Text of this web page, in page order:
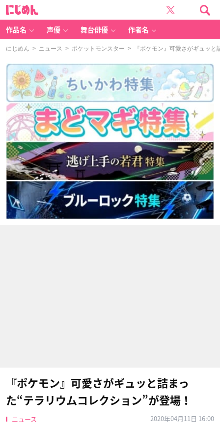
作品名 声優 舞台俳優 作者名
にじめん > ニュース > ポケットモンスター > 『ポケモン』可愛さがギュッと
『ポケモン』可愛さがギュッと詰まっ
た“テラリウムコレクション”が登場！
ニュース 2020年04月11日 16:00